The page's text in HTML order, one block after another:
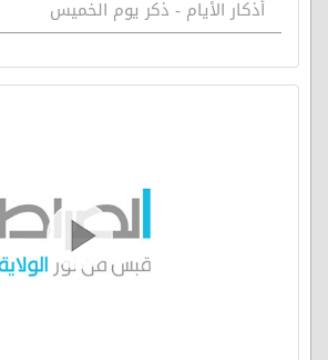
أذكار الأيام - ذكر يوم الخميس